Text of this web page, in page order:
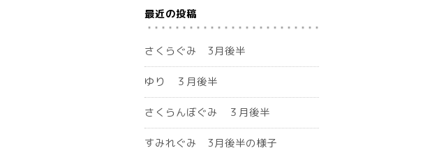
最近の投稿
さくらぐみ 3月後半
ゆり ３月後半
さくらんぼぐみ ３月後半
すみれぐみ 3月後半の様子